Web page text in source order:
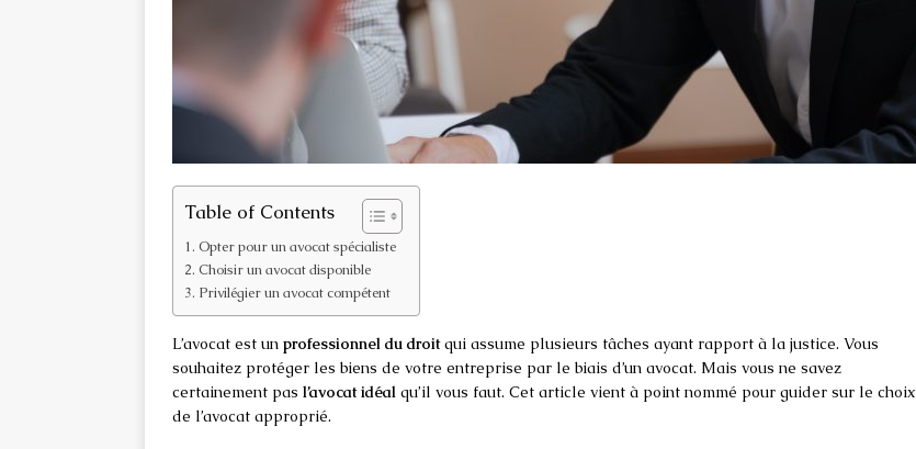
Table of Contents
Opter pour un avocat spécialiste
Choisir un avocat disponible
Privilégier un avocat compétent
L’avocat est un professionnel du droitqui assume plusieurs tâches ayant rapport à la justice. Vous
souhaitez protéger les biens de votre entreprise par le biais d’un avocat. Mais vous ne savez
certainement pas l’avocat idéal qu’il vous faut. Cet article vient à point nommé pour guider sur le choix
de l’avocat approprié.